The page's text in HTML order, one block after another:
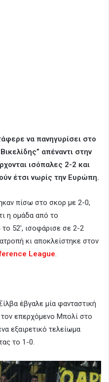
να πανηγυρίσει στο
απέναντι στην
ισόπαλες 2-2 και
έτσι νωρίς την Ευρώπη.
πίσω στο σκορ με 2-0,
η ομάδα από το
52′, ισοφάρισε σε 2-2
κι αποκλείστηκε στον
League.
έβγαλε μία φανταστική
επερχόμενο Μπολί στο
εξαιρετικό τελείωμα
το 1-0.